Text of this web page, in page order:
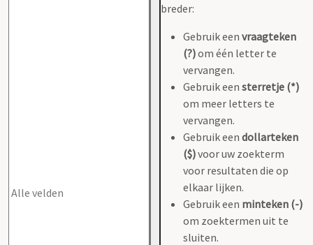
breder:
Gebruik een vraagteken
(?)om één letter te
vervangen.
Gebruik een sterretje (*)
om meer letters te
vervangen.
Gebruik een dollarteken
($)voor uw zoekterm
voor resultaten die op
elkaar lijken.
Gebruik een minteken (-)
om zoektermen uit te
sluiten.